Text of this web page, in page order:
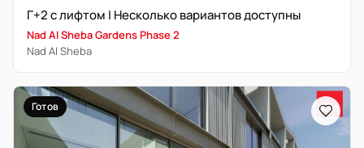
Г+2 с лифтом | Несколько вариантов доступны
Nad Al Sheba Gardens Phase 2
Nad Al Sheba
Готов